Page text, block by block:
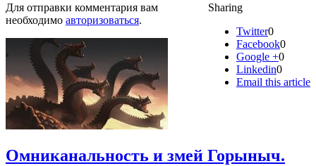
Sharing
Twitter0
Facebook0
Google +0
Linkedin0
Email this article
Для отправки комментария вам
необходимо авторизоваться.
Омниканальность и змей Горыныч.